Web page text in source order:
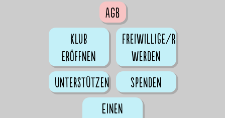
AGB
Klub
eröffnen
Freiwillige/r
werden
Unterstützen
Spenden
Einen